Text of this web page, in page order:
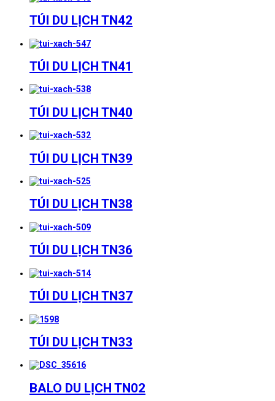
TÚI DU LỊCH TN42
TÚI DU LỊCH TN41
TÚI DU LỊCH TN40
TÚI DU LỊCH TN39
TÚI DU LỊCH TN38
TÚI DU LỊCH TN36
TÚI DU LỊCH TN37
TÚI DU LỊCH TN33
BALO DU LỊCH TN02